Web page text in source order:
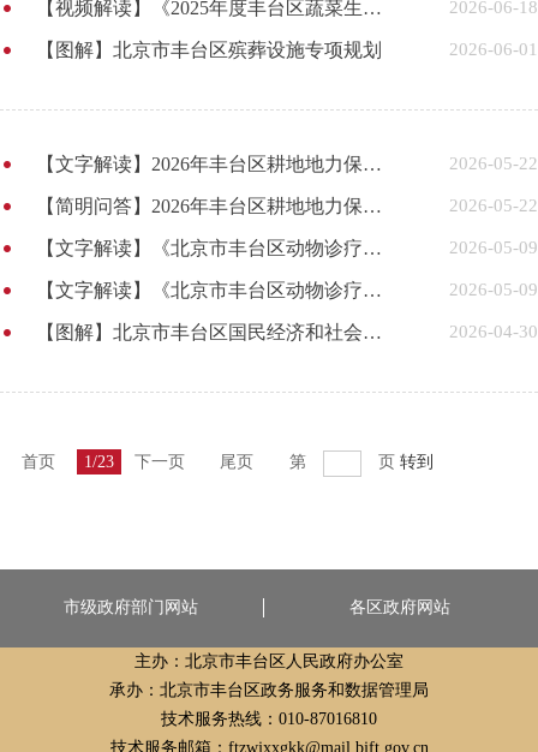
【视频解读】《2025年度丰台区蔬菜生产补贴实施方案》政策解读 2026-06-18
【图解】北京市丰台区殡葬设施专项规划 2026-06-01
【文字解读】2026年丰台区耕地地力保护补贴实施方案政策解读 2026-05-22
【简明问答】2026年丰台区耕地地力保护补贴实施方案政策解读 2026-05-22
【文字解读】《北京市丰台区动物诊疗行业单用途预付卡备案及监督管理工作方案（试行）》政策解读 2026-05-09
【文字解读】《北京市丰台区动物诊疗行业单用途预付卡预收资金监管实施细则（试行）》 政策解读 2026-05-09
【图解】北京市丰台区国民经济和社会发展第十五个五年规划纲要 2026-04-30
首页 1/23 下一页 尾页 第 页 转到
市级政府部门网站 各区政府网站
主办：北京市丰台区人民政府办公室
承办：北京市丰台区政务服务和数据管理局
技术服务热线：010-87016810
技术服务邮箱：ftzwjxxgkk@mail.bjft.gov.cn